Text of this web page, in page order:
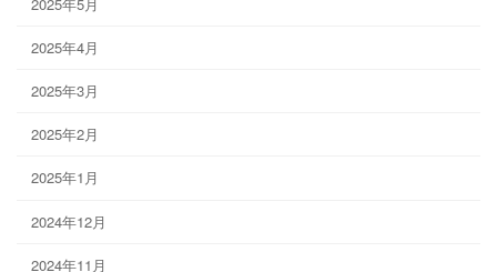
2025年4月
2025年3月
2025年2月
2025年1月
2024年12月
2024年11月